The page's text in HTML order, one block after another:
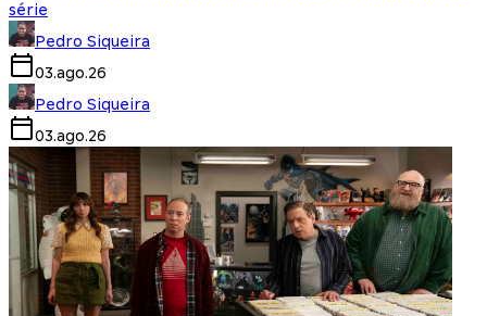
série
Pedro Siqueira
03.ago.26
Pedro Siqueira
03.ago.26